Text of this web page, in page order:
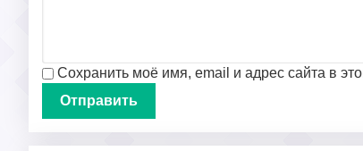
Сохранить моё имя, email и адрес сайта в